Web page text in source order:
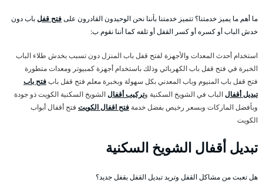
ما أهم ما يميز خدمتنا؟ تتميز خدمتنا بأننا نحن الوحيدون القادرون علىفتح قفلباب دون
خدش الباب أو كسره أو كسر القفل أو تلفه كما أننا نقوم ب:
استخدام أحدث المعدات والأجهزة لفتح قفل باب المنزل دون تسبب بخدش طلاء الباب
الخبرة في فتح قفل باب الكهربائي وذلك باستخدام أجهزة كمبيوتر ومعدات متطورة
فتح قفل باب المنيوم وباب المعدني بكل سهولة وبخبرة معلم فتح قفل بابفتح باب
تبديل أقفالالباب في الشويخ السكنية وتركيب أقفالالشويخ السكنية الكويت ذو جودة
وبأفضل الماركات وبسعر رخيص بفضل خدمة فتح اقفال الكويت فتح أقفال أبواب
الكويت
تبديل أقفال الشويخ السكنية
هل تعبت من مشاكل القفل وتريد تبديل القفل بقفل جديد؟